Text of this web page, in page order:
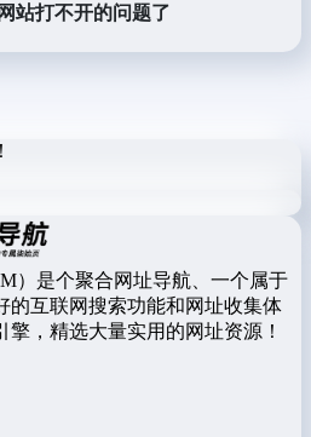
站打不开的问题了
）是个聚合网址导航、一个属于
的互联网搜索功能和网址收集体
，精选大量实用的网址资源！